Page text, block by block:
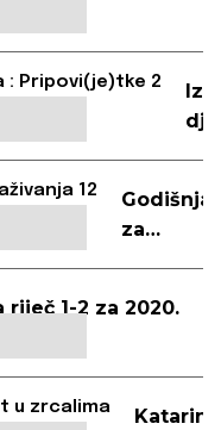
:
2
za
12
riječ 1-2 za 2020.
Katarina